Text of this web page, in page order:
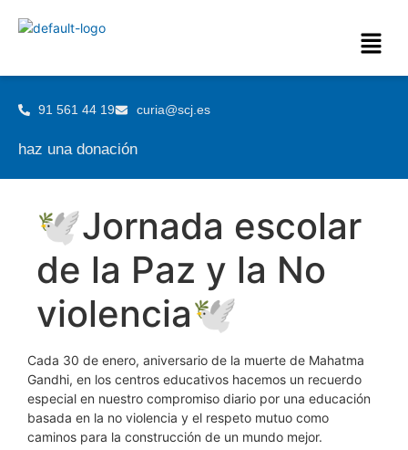
91 561 44 19 curia@scj.es
haz una donación
🕊️Jornada escolar
de la Paz y la No
violencia🕊️
Cada 30 de enero, aniversario de la muerte de Mahatma
Gandhi, en los centros educativos hacemos un recuerdo
especial en nuestro compromiso diario por una educación
basada en la no violencia y el respeto mutuo como
caminos para la construcción de un mundo mejor.